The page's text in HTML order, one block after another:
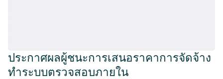
ประกาศผลผู้ชนะการเสนอราคาการจัดจ้าง
ทำระบบตรวจสอบภายใน